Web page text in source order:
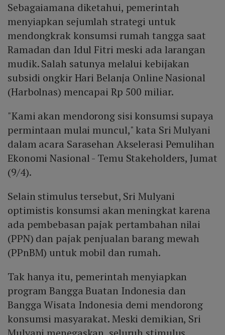
Sebagaiamana diketahui, pemerintah
menyiapkan sejumlah strategi untuk
mendongkrak konsumsi rumah tangga saat
Ramadan dan Idul Fitri meski ada larangan
mudik. Salah satunya melalui kebijakan
subsidi ongkir Hari Belanja Online Nasional
(Harbolnas) mencapai Rp 500 miliar.
"Kami akan mendorong sisi konsumsi supaya
permintaan mulai muncul," kata Sri Mulyani
dalam acara Sarasehan Akselerasi Pemulihan
Ekonomi Nasional - Temu Stakeholders, Jumat
(9/4).
Selain stimulus tersebut, Sri Mulyani
optimistis konsumsi akan meningkat karena
ada pembebasan pajak pertambahan nilai
(PPN) dan pajak penjualan barang mewah
(PPnBM) untuk mobil dan rumah.
Tak hanya itu, pemerintah menyiapkan
program Bangga Buatan Indonesia dan
Bangga Wisata Indonesia demi mendorong
konsumsi masyarakat. Meski demikian, Sri